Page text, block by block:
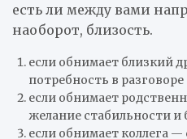
есть ли между вами
наоборот, близость.
если обнимает близкий
потребность в
если обнимает
желание стабильности и
если обнимает коллега